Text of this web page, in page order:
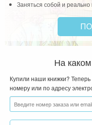
Заняться собой и
На
Купили наши книжки?
номеру или по адресу